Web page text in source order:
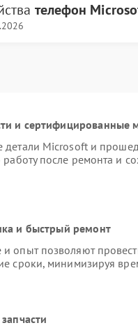
телефон
и сертифицированные
детали Microsoft и
работу после ремонта и
и быстрый ремонт
опыт позволяют
сроки, минимизируя